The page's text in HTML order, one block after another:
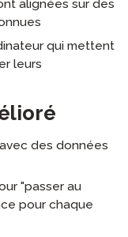
alignées sur des
qui mettent
leurs
des données
"passer au
pour chaque